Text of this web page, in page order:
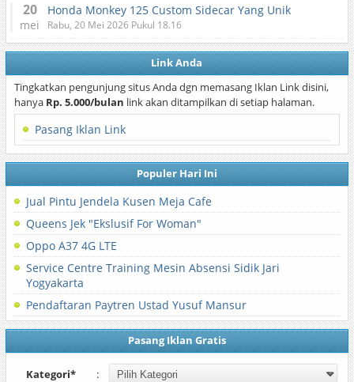
20
mei
Honda Monkey 125 Custom Sidecar Yang Unik
Rabu, 20 Mei 2026 Pukul 18.16
Link Anda
Tingkatkan pengunjung situs Anda dgn memasang Iklan Link disini,
hanya Rp. 5.000/bulan link akan ditampilkan di setiap halaman.
Pasang Iklan Link
Populer Hari Ini
Jual Pintu Jendela Kusen Meja Cafe
Queens Jek "Ekslusif For Woman"
Oppo A37 4G LTE
Service Centre Training Mesin Absensi Sidik Jari
Yogyakarta
Pendaftaran Paytren Ustad Yusuf Mansur
Pasang Iklan Gratis
Kategori* :